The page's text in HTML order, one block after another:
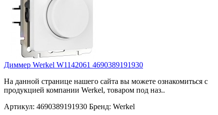
Диммер Werkel W1142061 4690389191930
На данной странице нашего сайта вы можете ознакомиться с
продукцией компании Werkel, товаром под наз..
Артикул: 4690389191930 Бренд: Werkel